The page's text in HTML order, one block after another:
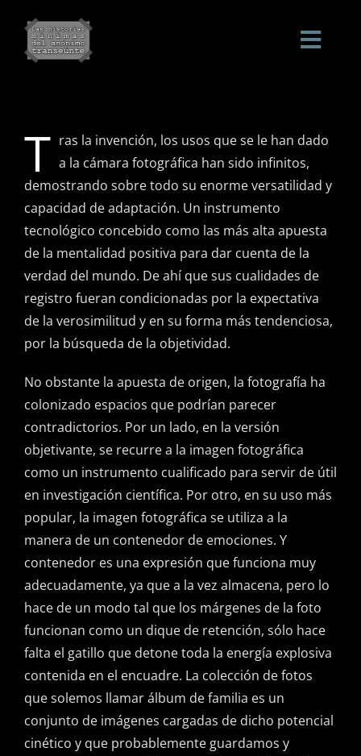
content
T ras la invención, los usos que se le han dado
a la cámara fotográfica han sido infinitos,
demostrando sobre todo su enorme versatilidad y
capacidad de adaptación. Un instrumento
tecnológico concebido como las más alta apuesta
de la mentalidad positiva para dar cuenta de la
verdad del mundo. De ahí que sus cualidades de
registro fueran condicionadas por la expectativa
de la verosimilitud y en su forma más tendenciosa,
por la búsqueda de la objetividad.
No obstante la apuesta de origen, la fotografía ha
colonizado espacios que podrían parecer
contradictorios. Por un lado, en la versión
objetivante, se recurre a la imagen fotográfica
como un instrumento cualificado para servir de útil
en investigación científica. Por otro, en su uso más
popular, la imagen fotográfica se utiliza a la
manera de un contenedor de emociones. Y
contenedor es una expresión que funciona muy
adecuadamente, ya que a la vez almacena, pero lo
hace de un modo tal que los márgenes de la foto
funcionan como un dique de retención, sólo hace
falta el gatillo que detone toda la energía explosiva
contenida en el encuadre. La colección de fotos
que solemos llamar álbum de familia es un
conjunto de imágenes cargadas de dicho potencial
cinético y que probablemente guardamos y